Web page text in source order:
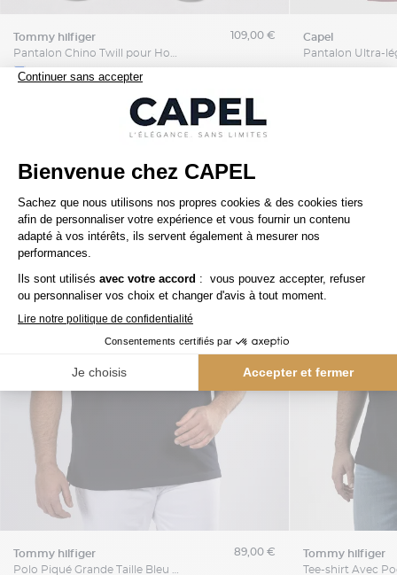
tommy hilfiger
109,00 € capel
Nos clients aiment aussi
tommy hilfiger
Polo Piqué Grande Taille Bleu Marine
89,00 € tommy hilfiger